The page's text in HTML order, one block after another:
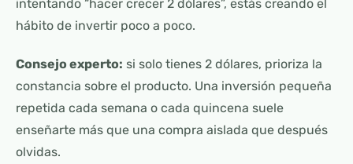
intentando “hacer crecer 2 dólares”, estás creando el
hábito de invertir poco a poco.
Consejo experto: si solo tienes 2 dólares, prioriza la
constancia sobre el producto. Una inversión pequeña
repetida cada semana o cada quincena suele
enseñarte más que una compra aislada que después
olvidas.